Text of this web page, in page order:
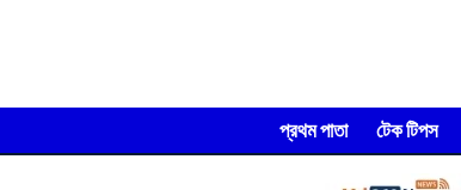
প্রথম পাতা টেক টিপস